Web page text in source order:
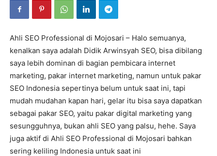
Ahli SEO Professional di Mojosari – Halo semuanya,
kenalkan saya adalah Didik Arwinsyah SEO, bisa dibilang
saya lebih dominan di bagian pembicara internet
marketing, pakar internet marketing, namun untuk pakar
SEO Indonesia sepertinya belum untuk saat ini, tapi
mudah mudahan kapan hari, gelar itu bisa saya dapatkan
sebagai pakar SEO, yaitu pakar digital marketing yang
sesungguhnya, bukan ahli SEO yang palsu, hehe. Saya
juga aktif di Ahli SEO Professional di Mojosari bahkan
sering keliling Indonesia untuk saat ini